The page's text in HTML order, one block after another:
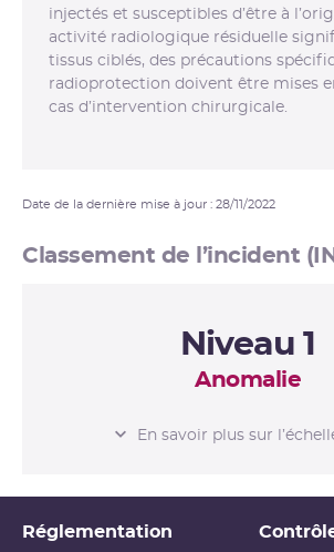
injectés et susceptibles d’être à
activité radiologique résiduelle
tissus ciblés, des précautions
radioprotection doivent être mises
cas d’intervention chirurgicale.
Date de la dernière mise à jour : 28/11/2022
Classement de l’incident
Niveau 1
Anomalie
L’ÉCHELLE INES
En savoir plus sur
Réglementation